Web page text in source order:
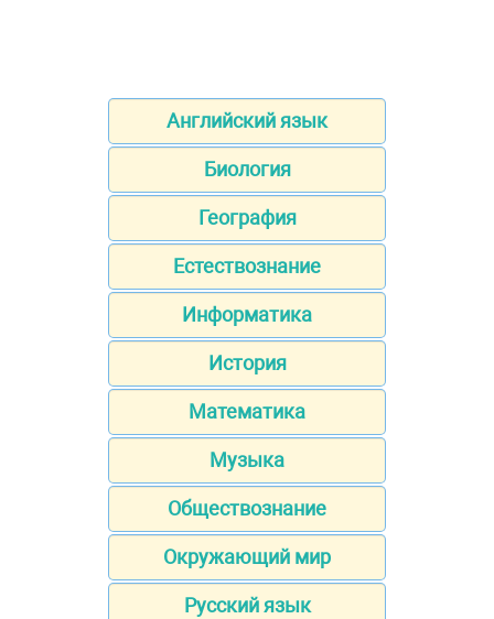
Английский язык
Биология
География
Естествознание
Информатика
История
Математика
Музыка
Обществознание
Окружающий мир
Русский язык